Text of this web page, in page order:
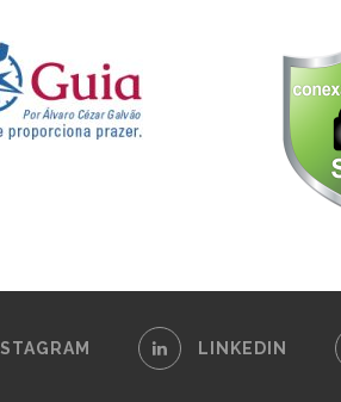
LINKEDIN